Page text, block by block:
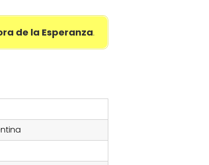
de la Esperanza.